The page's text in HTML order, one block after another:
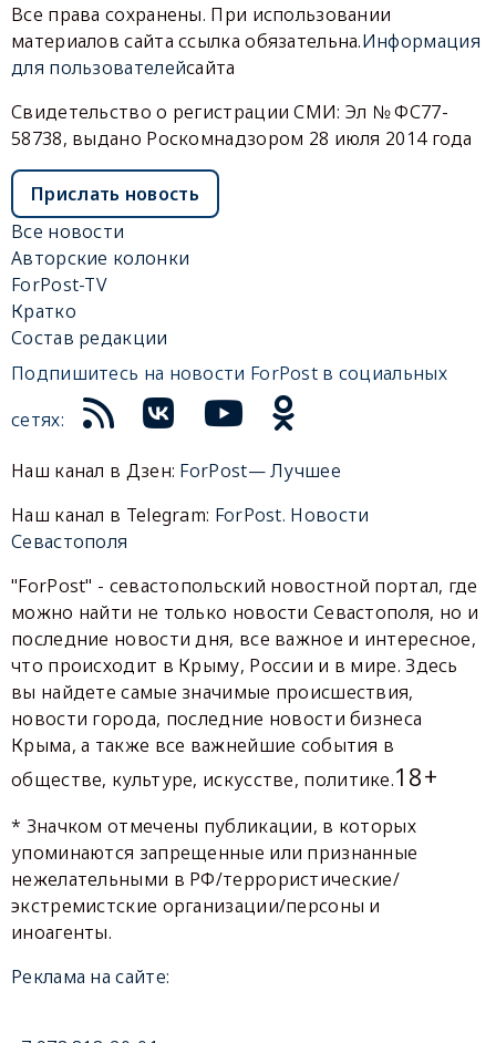
Все права сохранены. При использовании
материалов сайта ссылка обязательна.Информация
для пользователейсайта
Свидетельство о регистрации СМИ: Эл № ФС77-
58738, выдано Роскомнадзором 28 июля 2014 года
Прислать новость
Все новости
Авторские колонки
ForPost-TV
Кратко
Состав редакции
Подпишитесь на новости ForPost в социальных
сетях:
Наш канал в Дзен: ForPost— Лучшее
Наш канал в Telegram: ForPost. Новости
Севастополя
"ForPost" - севастопольский новостной портал, где
можно найти не только новости Севастополя, но и
последние новости дня, все важное и интересное,
что происходит в Крыму, России и в мире. Здесь
вы найдете самые значимые происшествия,
новости города, последние новости бизнеса
Крыма, а также все важнейшие события в
обществе, культуре, искусстве, политике.18+
* Значком отмечены публикации, в которых
упоминаются запрещенные или признанные
нежелательными в РФ/террористические/
экстремистские организации/персоны и
иноагенты.
Реклама на сайте: